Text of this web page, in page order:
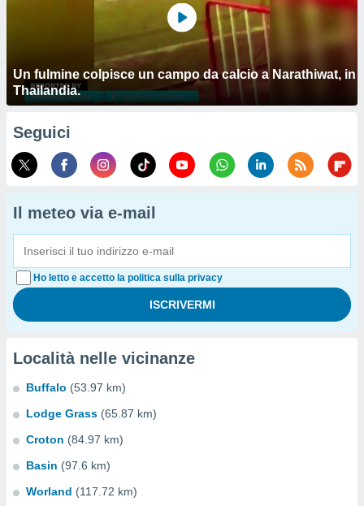
Un fulmine colpisce un campo da calcio a Narathiwat, in
Thailandia.
Seguici
Il meteo via e-mail
Ho letto e accetto la politica sulla privacy
Località nelle vicinanze
Buffalo (53.97 km)
Lodge Grass (65.87 km)
Croton (84.97 km)
Basin (97.6 km)
Worland (117.72 km)